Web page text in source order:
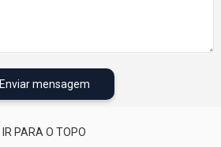
Enviar mensagem
IR PARA O TOPO